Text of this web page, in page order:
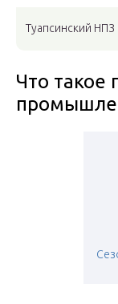
Туапсинский НПЗ
Что такое